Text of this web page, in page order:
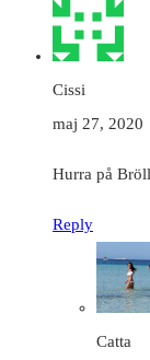
Cissi
maj 27, 2020
Hurra på
Reply
Catta